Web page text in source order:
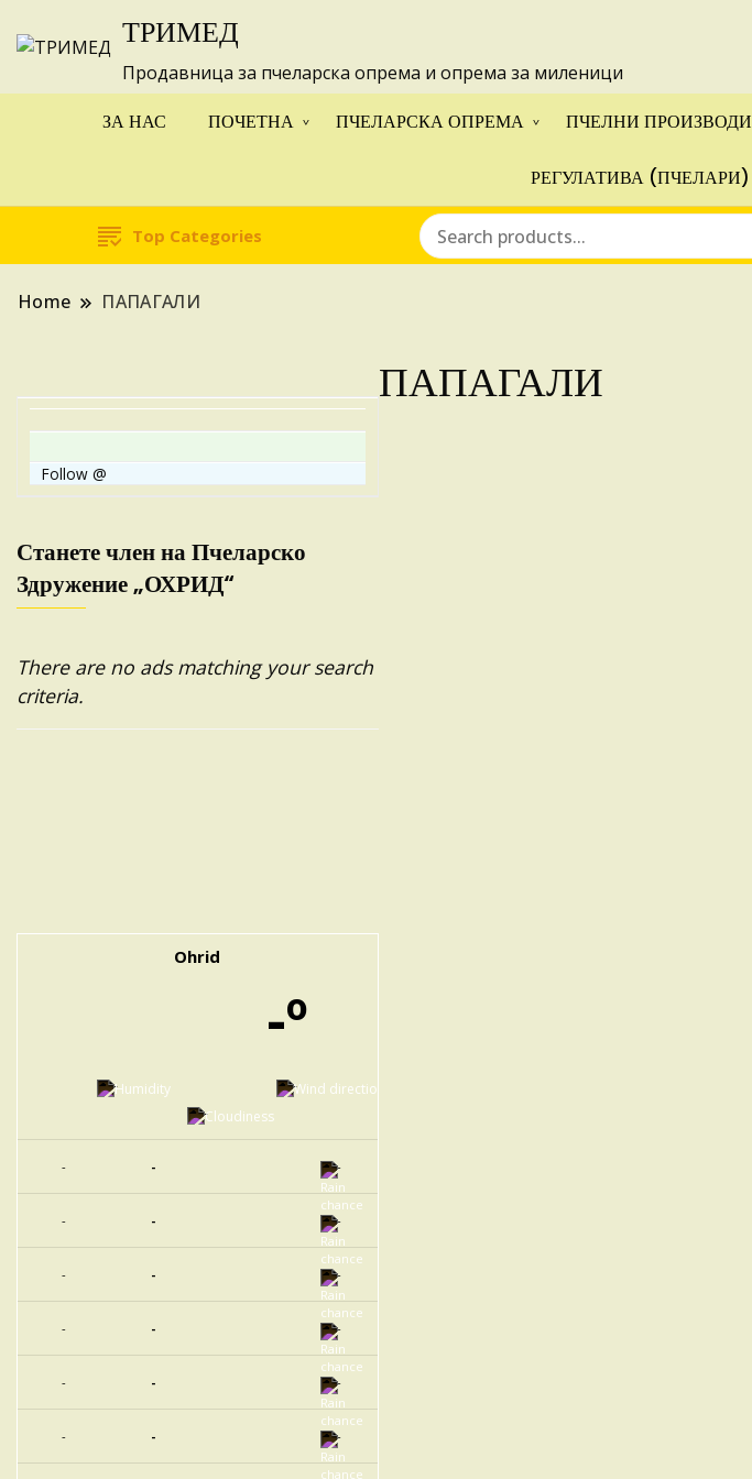
ТРИМЕД
Продавница за пчеларска опрема и опрема за миленици
ЗА НАС ПОЧЕТНА ПЧЕЛАРСКА ОПРЕМА ПЧЕЛНИ ПРОИЗВОДИ
РЕГУЛАТИВА (ПЧЕЛАРИ)
Top Categories
Home ПАПАГАЛИ
ПАПАГАЛИ
Follow @
Станете член на Пчеларско
Здружение „ОХРИД“
There are no ads matching your search
criteria.
Ohrid
-º
-
-
-
- - -
- - -
- - -
- - -
- - -
- - -